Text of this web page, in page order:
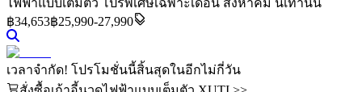
ไฟฟ้าแบบเต็มตัว โปรพิเศษเฉพาะเดือน สิงหาคม นี้เท่านั้น
฿34,653฿25,990-27,990
เวลาจำกัด! โปรโมชั่นนี้สิ้นสุดในอีกไม่กี่วัน